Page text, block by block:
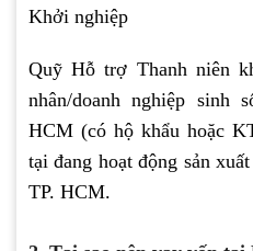
Khởi nghiệp
Quỹ Hỗ trợ Thanh niên
nhân/doanh nghiệp sinh
HCM (có hộ khẩu hoặc
tại đang hoạt động sản
TP. HCM.